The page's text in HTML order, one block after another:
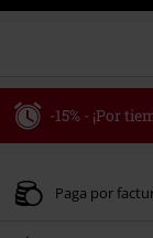
-15% - ¡Por
Válido hasta 8/9/26
Paga por